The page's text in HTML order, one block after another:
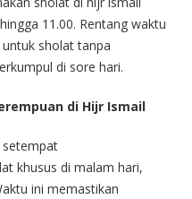
11.00. Rentang waktu
sholat tanpa
di sore hari.
di Hijr Ismail
setempat
khusus di malam hari,
ini memastikan